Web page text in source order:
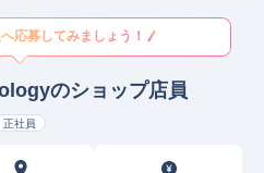
応募してみましょう！
のショップ店員
正社員